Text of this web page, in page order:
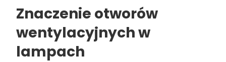
Znaczenie otworów
wentylacyjnych w
lampach